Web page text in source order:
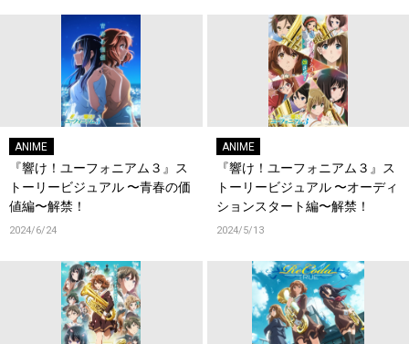
ANIME
『響け！ユーフォニアム３』ス
トーリービジュアル 〜青春の価
値編〜解禁！
2024/6/24
ANIME
『響け！ユーフォニアム３』ス
トーリービジュアル 〜オーディ
ションスタート編〜解禁！
2024/5/13